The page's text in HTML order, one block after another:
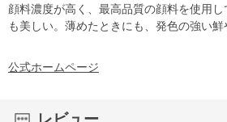
顔料濃度が高く、最高品質の顔料を使用
も美しい。薄めたときにも、発色の強い鮮
公式ホームページ